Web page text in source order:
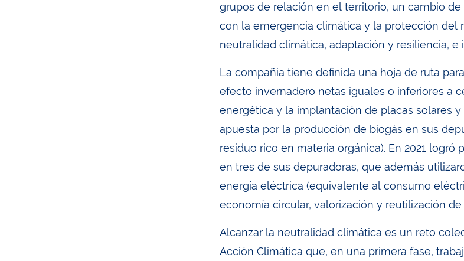
grupos de relación en el territorio, un cambio
con la emergencia climática y la protección del
neutralidad climática, adaptación y resiliencia,
La compañía tiene definida una hoja de ruta
efecto invernadero netas iguales o inferiores a
energética y la implantación de placas solares
apuesta por la producción de biogás en sus
residuo rico en materia orgánica). En 2021 logró
en tres de sus depuradoras, que además
energía eléctrica (equivalente al consumo
economía circular, valorización y reutilización
Alcanzar la neutralidad climática es un reto
Acción Climática que, en una primera fase,